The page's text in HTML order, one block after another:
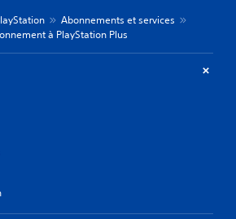
Abonnements et services
à PlayStation Plus